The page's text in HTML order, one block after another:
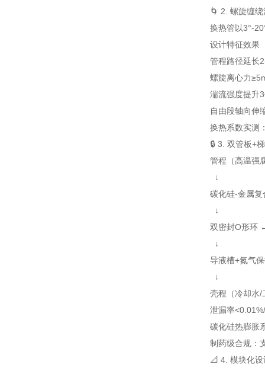
🌀 2. 螺旋缠
换热管以3°-
设计特征效果
管程路径延长
螺旋离心力
湍流强度提升
自由段轴向伸
换热系数实测
🔒 3. 双管板+
管程（高温强
↓
碳化硅-金属
↓
双密封O形环
↓
导液槽+氮气
↓
壳程（冷却水/
泄漏率
碳化硅热膨胀
制药级合规：
📐 4. 模块化